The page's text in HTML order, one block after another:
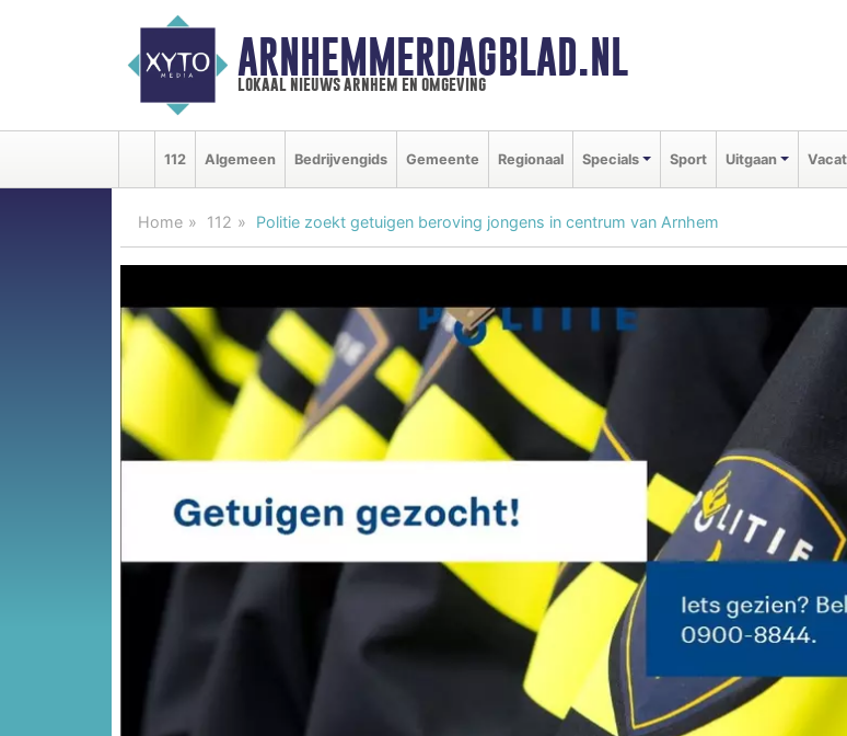
ARNHEMMERDAGBLAD.NL
lokaal nieuws arnhem en omgeving
112 Algemeen Bedrijvengids Gemeente Regionaal Specials Sport Uitgaan
Home 112 Politie zoekt getuigen beroving jongens in centrum van Arnhem